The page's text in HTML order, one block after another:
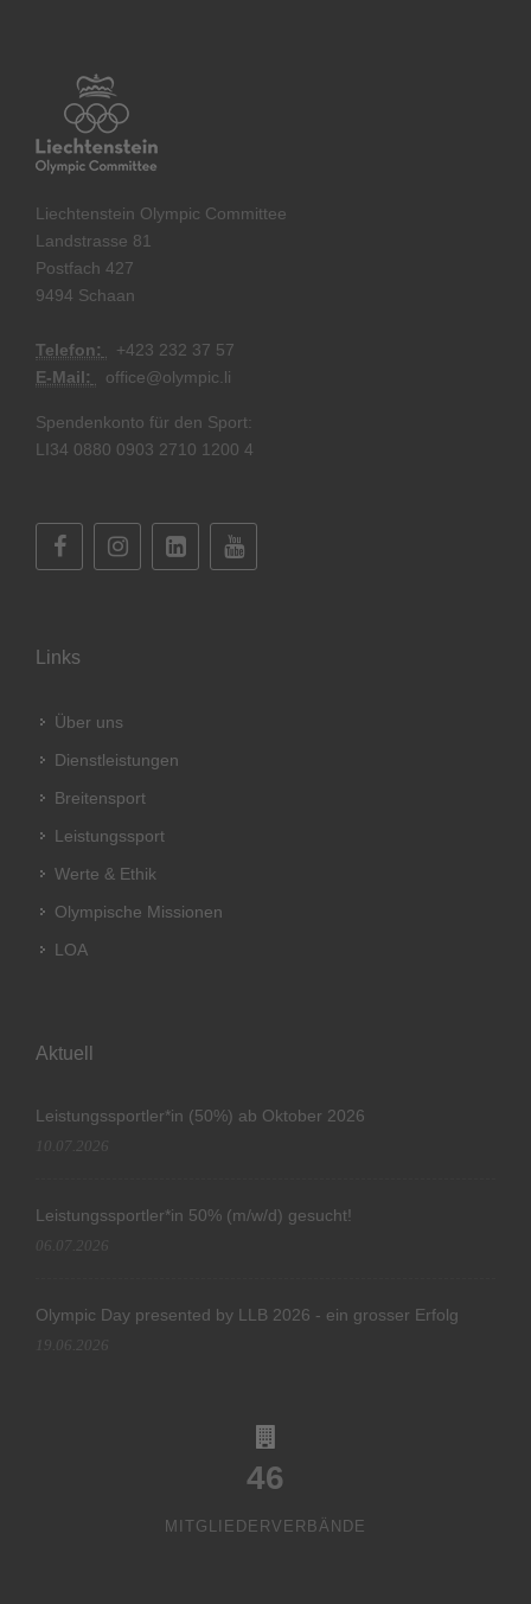
Liechtenstein Olympic Committee
Landstrasse 81
Postfach 427
9494 Schaan
Telefon: +423 232 37 57
E-Mail:
office@olympic.li
Spendenkonto für den Sport:
LI34 0880 0903 2710 1200 4
Links
Über uns
Dienstleistungen
Breitensport
Leistungssport
Werte & Ethik
Olympische Missionen
LOA
Aktuell
Leistungssportler*in (50%) ab Oktober 2026
10.07.2026
Leistungssportler*in 50% (m/w/d) gesucht!
06.07.2026
Olympic Day presented by LLB 2026 - ein grosser Erfolg
19.06.2026
46
MITGLIEDERVERBÄNDE